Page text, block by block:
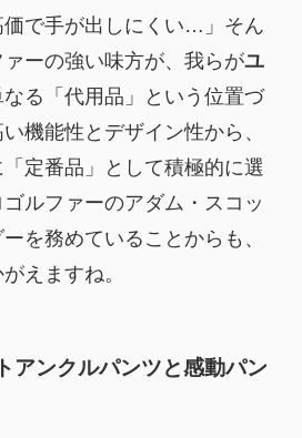
価で手が出しにくい…」そん
ーの強い味方が、我らがユ
る「代用品」という位置づ
機能性とデザイン性から、
定番品」として積極的に選
ルファーのアダム・スコッ
を務めていることからも、
えますね。
アンクルパンツと感動パン